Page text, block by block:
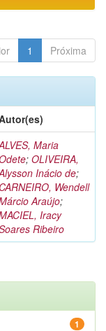
1 Próxima
Maria
; OLIVEIRA,
Inácio de;
CARNEIRO, Wendell
Araújo;
Iracy
Ribeiro
1